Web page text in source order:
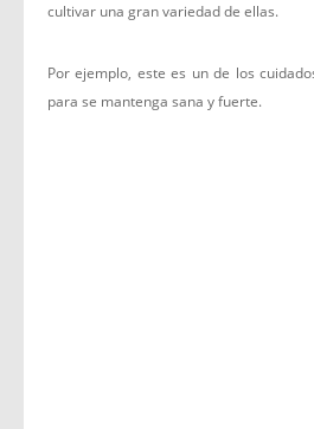
cultivar una gran variedad de ellas.
Por ejemplo, este es un de los
para se mantenga sana y fuerte.